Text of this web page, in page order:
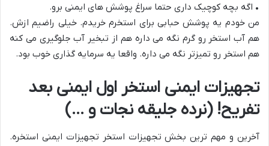
• اگه بچه کوچیک داری حتما سراغ پوشش های ایمنی برو.
من خودم یه پوشش حبابی برای استخرم خریدم. خیلی راضیم ازش.
هم آب استخر رو گرم نگه می داره هم از تبخیر آب جلوگیری می کنه
هم استخر رو تمیزتر نگه می داره. واقعا یه سرمایه گذاری خوب بود.
تجهیزات ایمنی استخر اول ایمنی بعد
تفریح! (نرده جلیقه نجات و …)
آخرین و مهم ترین بخش تجهیزات استخر تجهیزات ایمنی استخره.